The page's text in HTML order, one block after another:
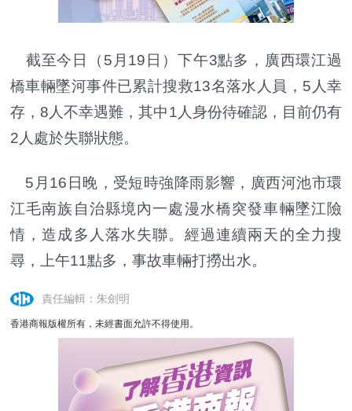
截至今日（5月19日）下午3點多，廣西環江過
橋車輛墜河事件已累計搜救13名落水人員，5人幸
存，8人不幸遇難，其中1人身份待確認，目前仍有
2人處於失聯狀態。
5月16日晚，受短時強降雨影響，廣西河池市環
江毛南族自治縣境內一處漫水橋突發車輛墜江險
情，造成多人落水失聯。經過連續兩天的全力搜
尋，上午11點多，事故車輛打撈出水。
責任編輯：朱劍明
香港商報版權所有，未經書面允許不得使用。